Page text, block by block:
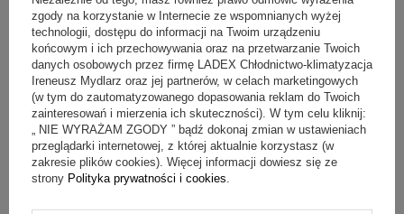
szerokość ekspozycji :
890 mm
pojemność użytkowa komory:
590 l
powierzchnia ekspozycyjna:
1,7 m²
zgody na korzystanie w Internecie ze wspomnianych wyżej
technologii, dostępu do informacji na Twoim urządzeniu
końcowym i ich przechowywania oraz na przetwarzanie Twoich
danych osobowych przez firmę LADEX Chłodnictwo-klimatyzacja
Ireneusz Mydlarz oraz jej partnerów, w celach marketingowych
(w tym do zautomatyzowanego dopasowania reklam do Twoich
zainteresowań i mierzenia ich skuteczności). W tym celu kliknij:
„ NIE WYRAŻAM ZGODY ” bądź dokonaj zmian w ustawieniach
przeglądarki internetowej, z której aktualnie korzystasz (w
zakresie plików cookies). Więcej informacji dowiesz się ze
strony Polityka prywatności i cookies